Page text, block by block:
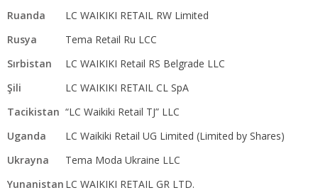
Ruanda
LC WAIKIKI RETAIL RW Limited
Rusya
Tema Retail Ru LCC
Sırbistan
LC WAIKIKI Retail RS Belgrade LLC
Şili
LC WAIKIKI RETAIL CL SpA
Tacikistan “LC Waikiki Retail TJ” LLC
Uganda
LC Waikiki Retail UG Limited (Limited by Shares)
Ukrayna
Tema Moda Ukraine LLC
Yunanistan LC WAIKIKI RETAIL GR LTD.